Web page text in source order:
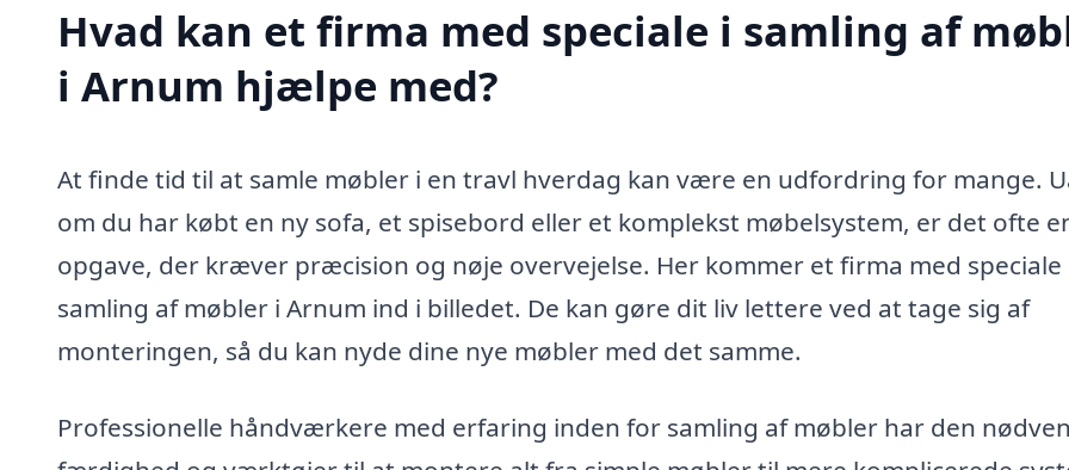
Hvad kan et firma med speciale i samling af
i Arnum hjælpe med?
At finde tid til at samle møbler i en travl hverdag kan være en udfordring for mange.
om du har købt en ny sofa, et spisebord eller et komplekst møbelsystem, er det ofte
opgave, der kræver præcision og nøje overvejelse. Her kommer et firma med speciale
samling af møbler i Arnum ind i billedet. De kan gøre dit liv lettere ved at tage sig af
monteringen, så du kan nyde dine nye møbler med det samme.
Professionelle håndværkere med erfaring inden for samling af møbler har den